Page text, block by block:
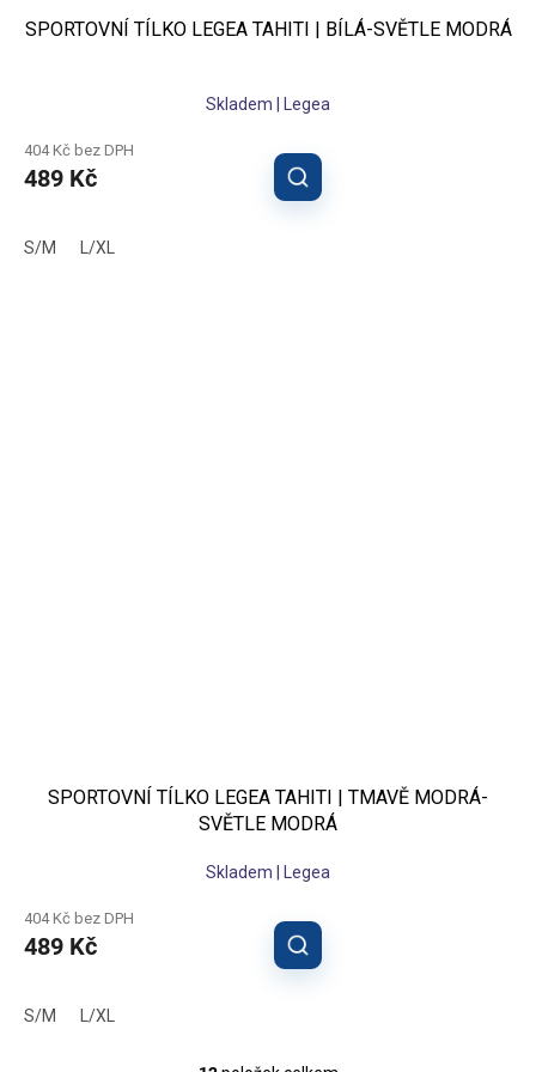
SPORTOVNÍ TÍLKO LEGEA TAHITI | BÍLÁ-SVĚTLE MODRÁ
Skladem | Legea
404 Kč bez DPH
489 Kč
S/M L/XL
SPORTOVNÍ TÍLKO LEGEA TAHITI | TMAVĚ MODRÁ-
SVĚTLE MODRÁ
Skladem | Legea
404 Kč bez DPH
489 Kč
S/M L/XL